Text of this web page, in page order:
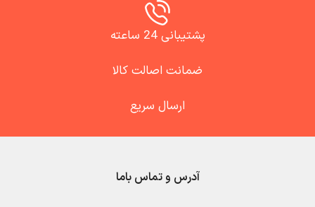
پشتیبانی 24 ساعته
ضمانت اصالت کالا
ارسال سریع
آدرس و تماس باما